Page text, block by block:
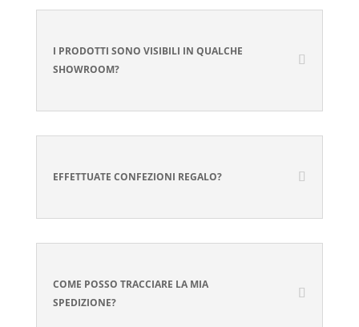
I PRODOTTI SONO VISIBILI IN QUALCHE
SHOWROOM?
EFFETTUATE CONFEZIONI REGALO?
COME POSSO TRACCIARE LA MIA
SPEDIZIONE?